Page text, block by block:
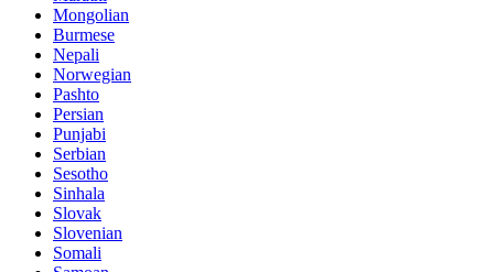
Mongolian
Burmese
Nepali
Norwegian
Pashto
Persian
Punjabi
Serbian
Sesotho
Sinhala
Slovak
Slovenian
Somali